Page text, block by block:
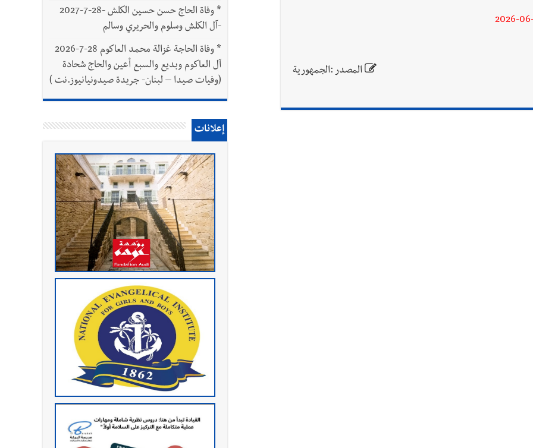
2026-
المصدر :الجمهورية
*
وفاة الحاج حسن حسين الكلش -28-7-2027
-آل الكلش وسلوم والحريري وسالم
*
وفاة الحاجة غزالة محمد العاكوم 28-7-2026
آل العاكوم وبديع والسبع أعين والحاج شحادة
(وفيات صيدا – لبنان- جريدة صيدونيانيوز.نت )
إعلانات